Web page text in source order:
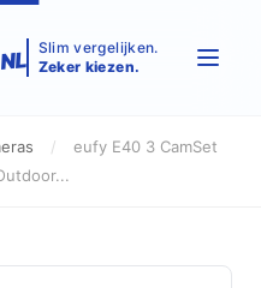
Slim vergelijken.
Zeker kiezen.
/
eufy E40 3 CamSet